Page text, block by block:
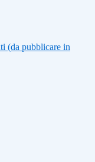
(da pubblicare in